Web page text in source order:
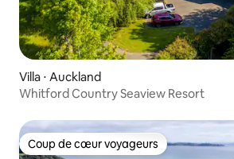
Villa ⋅ Auckland
Whitford Country Seaview Resort
Coup de cœur voyageurs
Coup de cœur voyageurs